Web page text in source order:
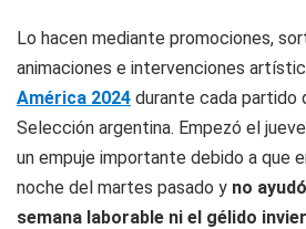
Lo hacen mediante promociones,
animaciones e intervenciones
América 2024 durante cada partido
Selección argentina. Empezó el
un empuje importante debido a que
noche del martes pasado y no
semana laborable ni el gélido